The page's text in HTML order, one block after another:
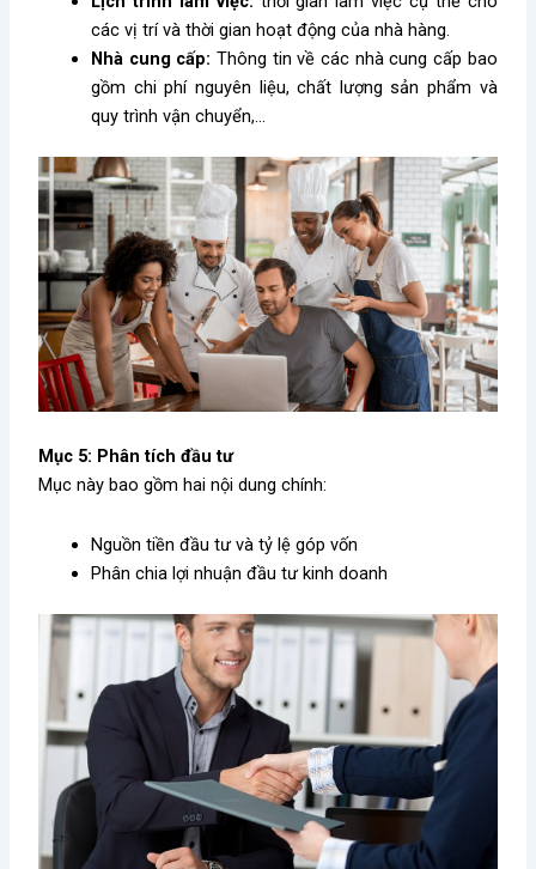
các vị trí và thời gian hoạt động của nhà hàng.
Nhà cung cấp: Thông tin về các nhà cung cấp bao
gồm chi phí nguyên liệu, chất lượng sản phẩm và
quy trình vận chuyển,…
Mục 5: Phân tích đầu tư
Mục này bao gồm hai nội dung chính:
Nguồn tiền đầu tư và tỷ lệ góp vốn
Phân chia lợi nhuận đầu tư kinh doanh